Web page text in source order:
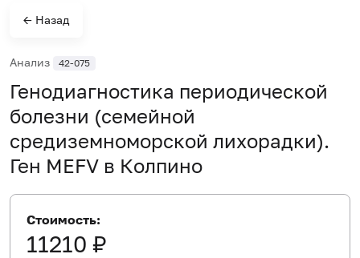
← Назад
Анализ 42-075
Генодиагностика периодической
болезни (семейной
средиземноморской лихорадки).
Ген MEFV в Колпино
Стоимость:
11210 ₽